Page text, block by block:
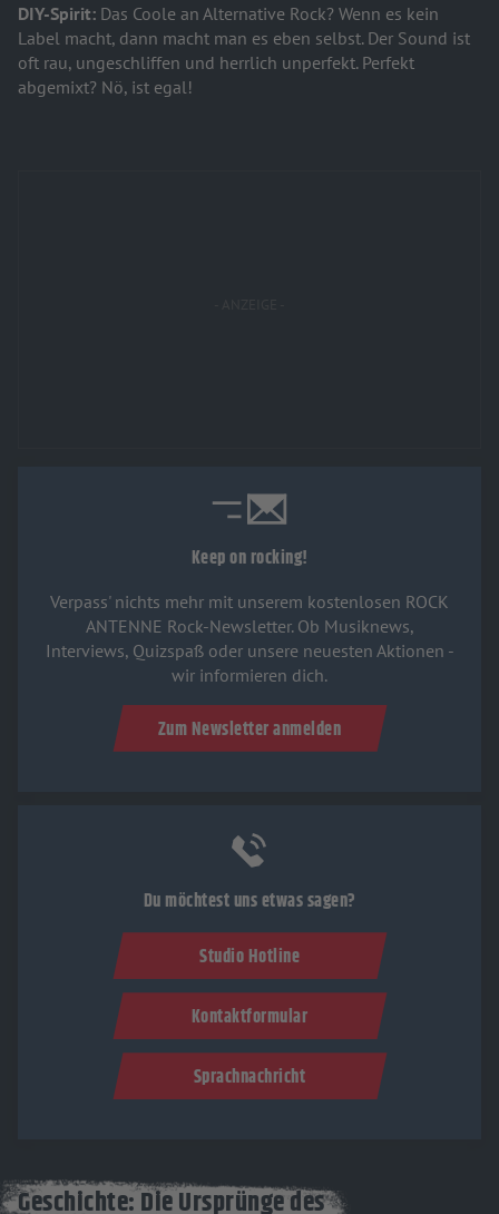
DIY-Spirit: Das Coole an Alternative Rock? Wenn es kein
Label macht, dann macht man es eben selbst. Der Sound ist
oft rau, ungeschliffen und herrlich unperfekt. Perfekt
abgemixt? Nö, ist egal!
Keep on rocking!
Verpass' nichts mehr mit unserem kostenlosen ROCK
ANTENNE Rock-Newsletter. Ob Musiknews,
Interviews, Quizspaß oder unsere neuesten Aktionen -
wir informieren dich.
Zum Newsletter anmelden
Du möchtest uns etwas sagen?
Studio Hotline
Kontaktformular
Sprachnachricht
Geschichte: Die Ursprünge des